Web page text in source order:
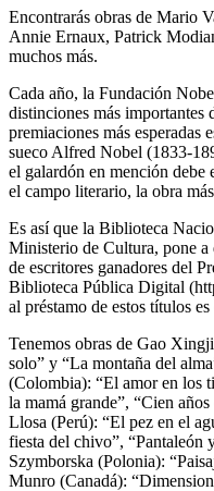
Encontrarás obras de Mario
Annie Ernaux, Patrick
muchos más.
Cada año, la Fundación
distinciones más importantes
premiaciones más
sueco Alfred Nobel (1833-
el galardón en mención debe
el campo literario, la obra
Es así que la Biblioteca
Ministerio de Cultura, pone a
de escritores ganadores del
Biblioteca Pública Digital
al préstamo de estos títulos
Tenemos obras de Gao
solo” y “La montaña del
(Colombia): “El amor en los
la mamá grande”, “Cien
Llosa (Perú): “El pez en el
fiesta del chivo”, “Pantaleón
Szymborska (Polonia):
Munro (Canadá):